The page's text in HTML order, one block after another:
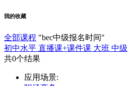
我的收藏
全部课程 "bec中级报名时间"
初中水平 直播课+课件课 大班 中级
共0个结果
应用场景: